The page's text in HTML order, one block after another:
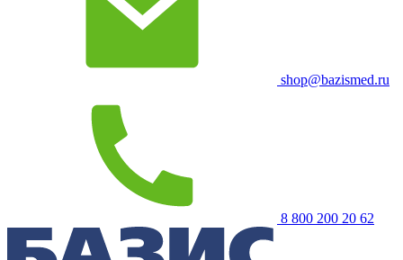
shop@bazismed.ru
8 800 200 20 62